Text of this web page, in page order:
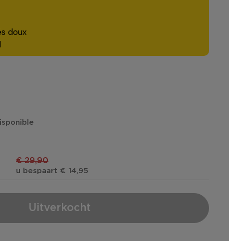
doux
€ 29,90
u bespaart € 14,95
Uitverkocht